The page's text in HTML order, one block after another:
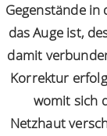
Gegenstände in
das Auge ist,
damit
Korrektur
womit sich
Netzhaut